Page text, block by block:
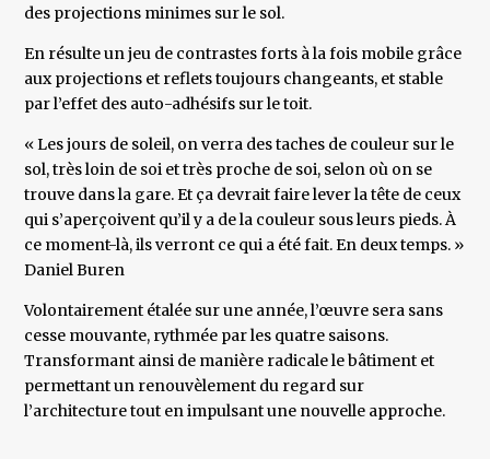
des projections minimes sur le sol.
En résulte un jeu de contrastes forts à la fois mobile grâce
aux projections et reflets toujours changeants, et stable
par l’effet des auto-adhésifs sur le toit.
« Les jours de soleil, on verra des taches de couleur sur le
sol, très loin de soi et très proche de soi, selon où on se
trouve dans la gare. Et ça devrait faire lever la tête de ceux
qui s’aperçoivent qu’il y a de la couleur sous leurs pieds. À
ce moment-là, ils verront ce qui a été fait. En deux temps. »
Daniel Buren
Volontairement étalée sur une année, l’œuvre sera sans
cesse mouvante, rythmée par les quatre saisons.
Transformant ainsi de manière radicale le bâtiment et
permettant un renouvèlement du regard sur
l’architecture tout en impulsant une nouvelle approche.